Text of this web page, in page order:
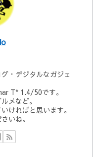
・デジタルなガジェ
T* 1.4/50です。
メなど。
ければと思います。
いね。